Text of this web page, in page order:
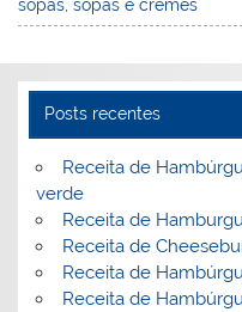
st dI b
o
k
sopas ,sopas e cremes
Posts recentes
Receita de
verde
Receita de
Receita de
Receita de
Receita de